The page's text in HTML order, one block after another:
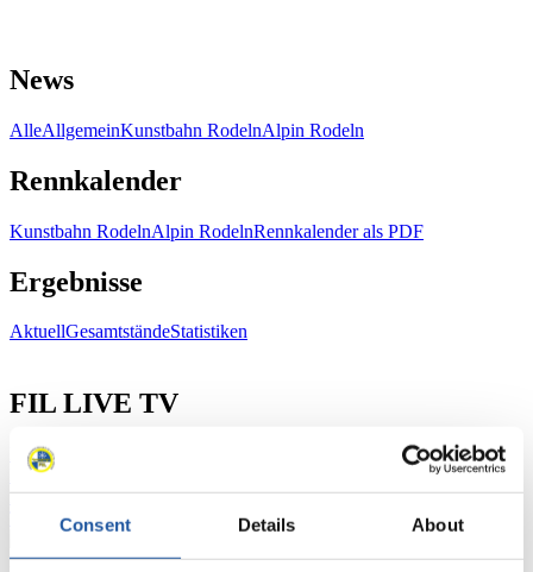
Consent Details About
News
AlleAllgemeinKunstbahn RodelnAlpin Rodeln
Rennkalender
Kunstbahn RodelnAlpin RodelnRennkalender als PDF
Ergebnisse
AktuellGesamtständeStatistiken
FIL LIVE TV
Live Streaming
Live Streaming Alpin
Rodeln
Ergebnis-Live-Ticker Kunstbahn
Tippspiel
Naturbahn